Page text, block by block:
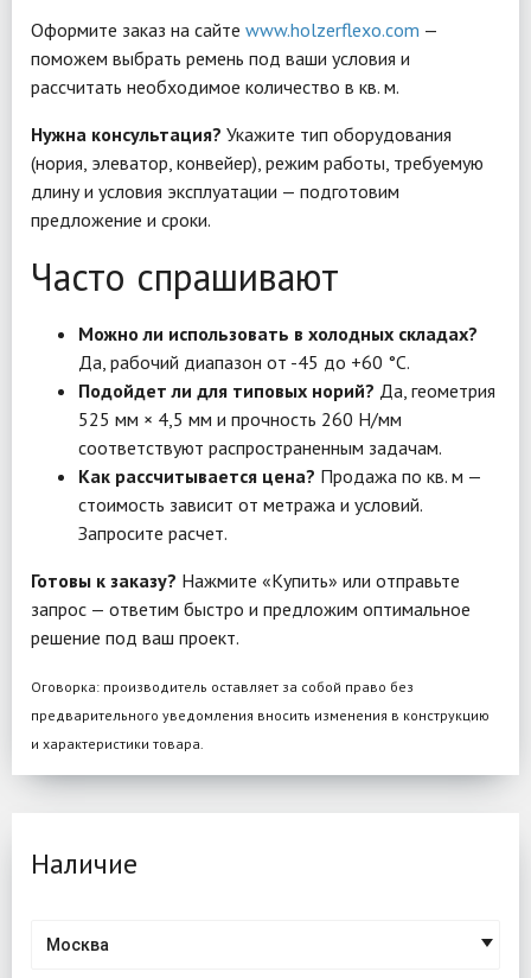
Оформите заказ на сайте www.holzerflexo.com —
поможем выбрать ремень под ваши условия и
рассчитать необходимое количество в кв. м.
Нужна консультация? Укажите тип оборудования
(нория, элеватор, конвейер), режим работы, требуемую
длину и условия эксплуатации — подготовим
предложение и сроки.
Часто спрашивают
Можно ли использовать в холодных складах?
Да, рабочий диапазон от -45 до +60 °C.
Подойдет ли для типовых норий? Да, геометрия
525 мм × 4,5 мм и прочность 260 Н/мм
соответствуют распространенным задачам.
Как рассчитывается цена? Продажа по кв. м —
стоимость зависит от метража и условий.
Запросите расчет.
Готовы к заказу? Нажмите «Купить» или отправьте
запрос — ответим быстро и предложим оптимальное
решение под ваш проект.
Оговорка: производитель оставляет за собой право без
предварительного уведомления вносить изменения в конструкцию
и характеристики товара.
Наличие
Москва